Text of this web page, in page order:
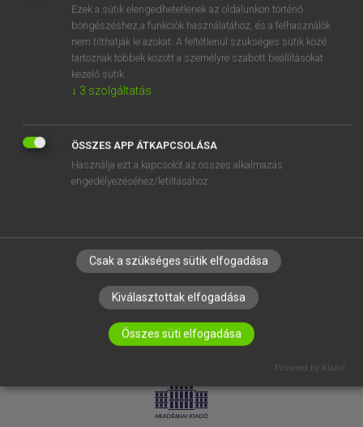
TANULÓKNAK
OKTATÁSI INTÉZMÉNYEKNEK
VÁLLALATI MEGOLDÁSOK
RÓLUNK
ELÉRHETŐSÉG
SÜTI BEÁLLÍTÁSOK
LICENCSZERZŐDÉS ADATVÉDELEM
Ezek a sütik elengedhetetlenek az oldalunkon történő
böngészéshez,a funkciók használatához, és a felhasználók
nem tilthatják le azokat. A feltétlenül szükséges sütik közé
tartoznak többek között a személyre szabott beállításokat
kezelő sütik.
↓ 3 szolgáltatás
ÖSSZES APP ÁTKAPCSOLÁSA
Használja ezt a kapcsolót az összes alkalmazás
engedélyezéséhez/letiltásához.
Csak a szükséges sütik elfogadása
Kiválasztottak elfogadása
Összes süti elfogadása
Powered by Klaro!